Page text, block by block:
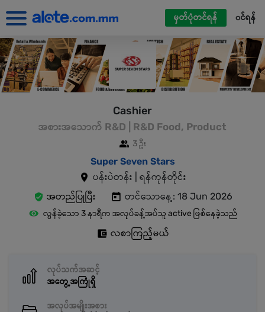
မှတ်ပုံတင်ရန် ၀င်ရန်
Cashier
အစားအသောက် R&D | R&D Food, Product
3 ဦး
Super Seven Stars
ပန်းပဲတန်း | ရန်ကုန်တိုင်း
အတည်ပြုပြီး
တင်သောနေ့: 18 Jun 2026
လွန်ခဲ့သော 3 နာရီက အလုပ်ခန့်အပ်သူ active ဖြစ်နေခဲ့သည်
လစာကြည့်မယ်
လုပ်သက်အဆင့်
အတွေ့အကြုံရှိ
အလုပ်အမျိုးအစား